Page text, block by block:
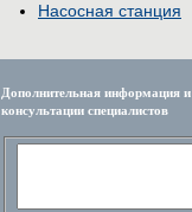
Насосная станция
Дополнительная информация и
консультации специалистов